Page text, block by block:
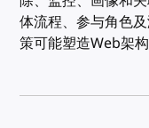
体流程、参与角色
策可能塑造Web架构